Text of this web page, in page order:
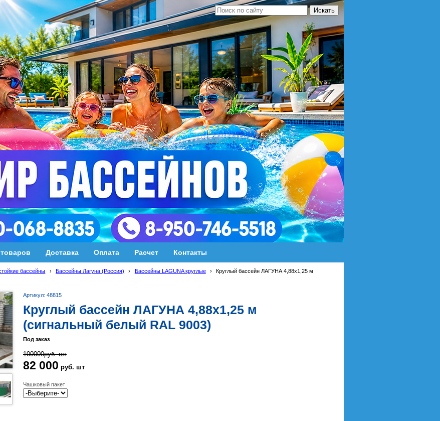
Доставка Оплата Расчет Контакты
бассейны › Бассейны Лагуна (Россия) › Бассейны LAGUNA круглые ›
Круглый бассейн ЛАГУНА 4,88х1,25 м
Артикул: 48815
Круглый бассейн ЛАГУНА 4,88х1,25 м
(сигнальный белый RAL 9003)
Под заказ
100000руб. шт
82 000 руб. шт
Чашковый пакет